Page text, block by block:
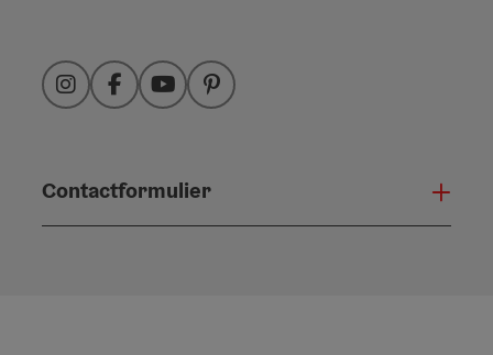
InstagramFacebookYouTubePinterest
Contactformulier